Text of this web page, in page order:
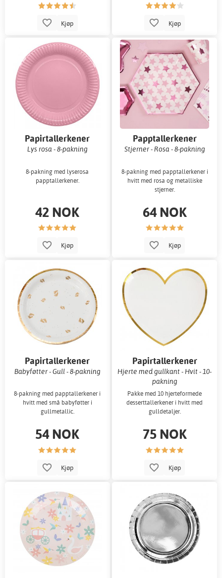
Kjøp Kjøp
Papirtallerkener
Lys rosa - 8-pakning
8-pakning med lyserosa
papptallerkener.
42 NOK
Kjøp
Papptallerkener
Stjerner - Rosa - 8-pakning
8-pakning med papptallerkener i
hvitt med rosa og metalliske
stjerner.
64 NOK
Kjøp
Papirtallerkener
Babyføtter - Gull - 8-pakning
8-pakning med papptallerkener i
hvitt med små babyføtter i
gullmetallic.
54 NOK
Kjøp
Papirtallerkener
Hjerte med gullkant - Hvit - 10-
pakning
Pakke med 10 hjerteformede
desserttallerkener i hvitt med
gulldetaljer.
75 NOK
Kjøp